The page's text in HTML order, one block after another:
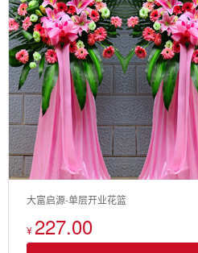
大富启源-单层开业花篮
¥227.00